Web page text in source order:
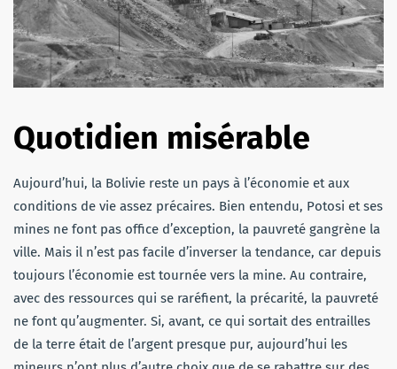
Quotidien misérable
Aujourd’hui, la Bolivie reste un pays à l’économie et aux
conditions de vie assez précaires. Bien entendu, Potosi et ses
mines ne font pas office d’exception, la pauvreté gangrène la
ville. Mais il n’est pas facile d’inverser la tendance, car depuis
toujours l’économie est tournée vers la mine. Au contraire,
avec des ressources qui se raréfient, la précarité, la pauvreté
ne font qu’augmenter. Si, avant, ce qui sortait des entrailles
de la terre était de l’argent presque pur, aujourd’hui les